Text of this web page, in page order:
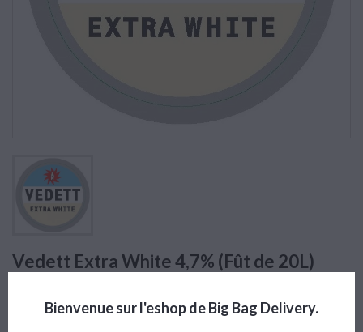
Vedett Extra White 4,7% (Fût de 20L)
Bienvenue sur l'eshop de Big Bag Delivery.